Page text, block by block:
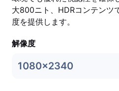
大800ニト、HDRコンテンツ
度を提供します。
解像度
1080x2340